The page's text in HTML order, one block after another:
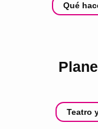
Qué
Teatro